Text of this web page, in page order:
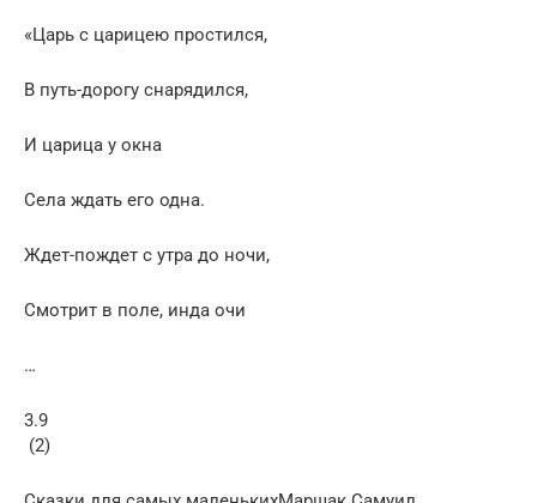
«Царь с царицею простился,
В путь-дорогу снарядился,
И царица у окна
Села ждать его одна.
Ждет-пождет с утра до ночи,
Смотрит в поле, инда очи
…
3.9
(2)